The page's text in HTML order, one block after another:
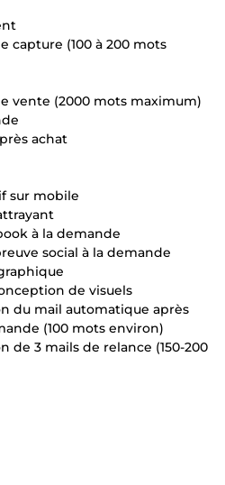
capture (100 à 200 mots
vente (2000 mots maximum)
achat
sur mobile
à la demande
social à la demande
de visuels
du mail automatique après
(100 mots environ)
de 3 mails de relance (150-200